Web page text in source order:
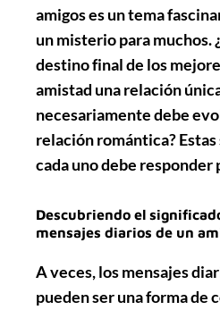
amigos es un tema
un misterio para muchos.
destino final de los
amistad una relación
necesariamente debe
relación romántica?
cada uno debe responder
Descubriendo el
mensajes diarios de un
A veces, los mensajes
pueden ser una forma de